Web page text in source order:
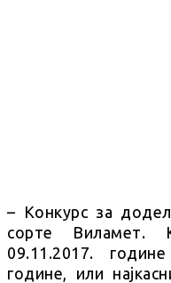
– Конкурс за
сорте Виламет.
09.11.2017.
године, или